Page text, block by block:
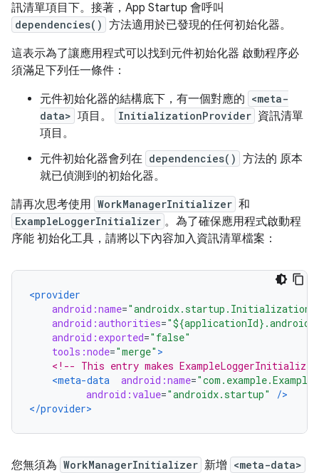
訊清單項目下。接著，App Startup 會呼叫
dependencies() 方法適用於已發現的任何初始化器。
這表示為了讓應用程式可以找到元件初始化器 啟動程序必
須滿足下列任一條件：
元件初始化器的結構底下，有一個對應的 <meta-
data> 項目。 InitializationProvider 資訊清單
項目。
元件初始化器會列在 dependencies() 方法的 原本
就已偵測到的初始化器。
請再次思考使用 WorkManagerInitializer 和
ExampleLoggerInitializer 。為了確保應用程式啟動程
序能 初始化工具，請將以下內容加入資訊清單檔案：
<provider
android:name=
android:authorities=
android:exported="false"
tools:node="merge" >
<!-- This entry makes
<meta-data
android:name=
android:value="androidx.startup"
/>
</provider>
您無須為 WorkManagerInitializer 新增 <meta-data>